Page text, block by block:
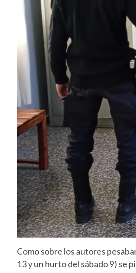
Como sobre los autores
13 y un hurto del sábado 9) se